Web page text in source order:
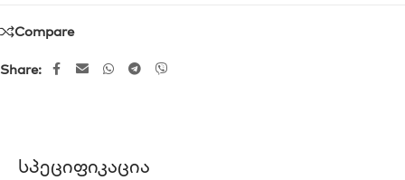
Compare
Share:
Სპეციფიკაცია